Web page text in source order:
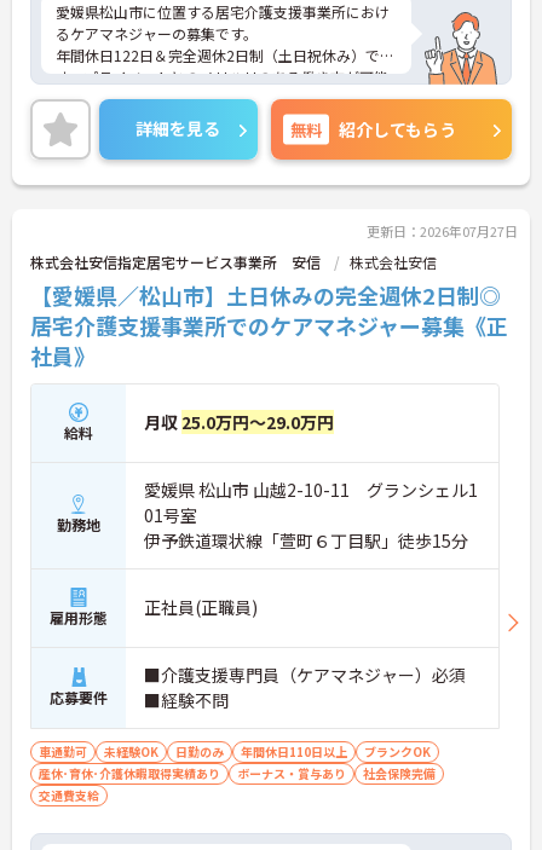
愛媛県松山市に位置する居宅介護支援事業所におけ
るケアマネジャーの募集です。
年間休日122日＆完全週休2日制（土日祝休み）で
す。プライベートとのメリハリのある働き方が可能
です。また、賞与は計4.3ヶ月分の支給実績があり、
頑張りがきちんと評価される職場です。
ご興味のある方には、面接対策ポイントなど、さら
に詳細をご案内しますのでお気軽にご相談くださ
い！
詳細を見る 無料 紹介してもらう
更新日：2026年07月27日
株式会社安信指定居宅サービス事業所 安信 株式会社安信
【愛媛県／松山市】土日休みの完全週休2日制◎
居宅介護支援事業所でのケアマネジャー募集《正
社員》
給料 月収 25.0万円～29.0万円
勤務地
愛媛県 松山市 山越2-10-11 グランシェル1
01号室
伊予鉄道環状線「萱町６丁目駅」徒歩15分
雇用形態 正社員(正職員)
応募要件
■介護支援専門員（ケアマネジャー）必須
■経験不問
車通勤可 未経験OK 日勤のみ 年間休日110日以上
ブランクOK
産休･育休･介護休暇取得実績あり
ボーナス・賞与あり
社会保険完備
交通費支給